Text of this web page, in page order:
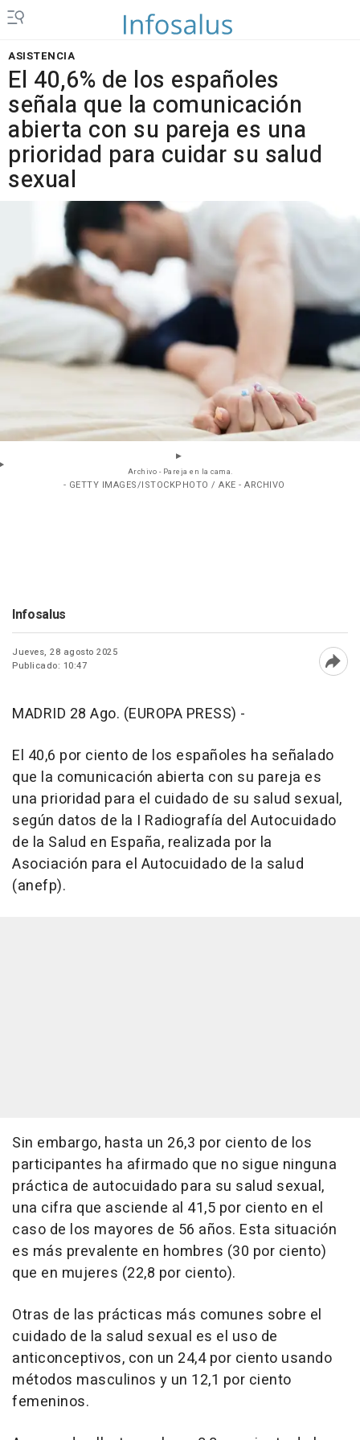
ASISTENCIA
El 40,6% de los españoles
señala que la comunicación
abierta con su pareja es una
prioridad para cuidar su salud
sexual
Archivo - Pareja en la cama.
- GETTY IMAGES/ISTOCKPHOTO / AKE - ARCHIVO
Infosalus
Jueves, 28 agosto 2025
Publicado: 10:47
MADRID 28 Ago. (EUROPA PRESS) -
El 40,6 por ciento de los españoles ha señalado
que la comunicación abierta con su pareja es
una prioridad para el cuidado de su salud sexual,
según datos de la I Radiografía del Autocuidado
de la Salud en España, realizada por la
Asociación para el Autocuidado de la salud
(anefp).
Sin embargo, hasta un 26,3 por ciento de los
participantes ha afirmado que no sigue ninguna
práctica de autocuidado para su salud sexual,
una cifra que asciende al 41,5 por ciento en el
caso de los mayores de 56 años. Esta situación
es más prevalente en hombres (30 por ciento)
que en mujeres (22,8 por ciento).
Otras de las prácticas más comunes sobre el
cuidado de la salud sexual es el uso de
anticonceptivos, con un 24,4 por ciento usando
métodos masculinos y un 12,1 por ciento
femeninos.